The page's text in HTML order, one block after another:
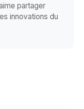
partager
innovations du